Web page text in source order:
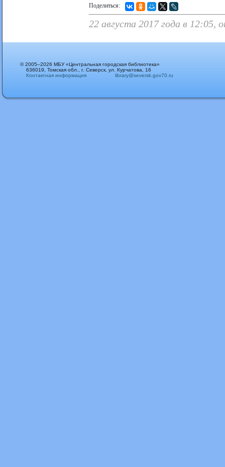
Поделиться:
22 августа 2017 года в 12:05,
© 2005–2026 МБУ «Центральная городская библиотека»
636019, Томская обл., г. Северск, ул. Курчатова, 16
Контактная информация
library@seversk.gov70.ru